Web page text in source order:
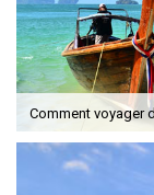
Comment voyager